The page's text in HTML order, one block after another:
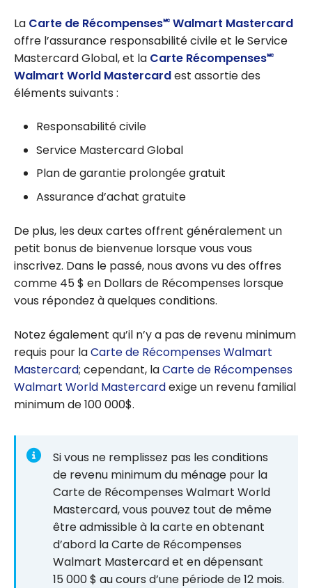
La Carte de Récompenses🅪 Walmart Mastercard
offre l’assurance responsabilité civile et le Service
Mastercard Global, et la Carte Récompenses🅪
Walmart World Mastercardest assortie des
éléments suivants :
Responsabilité civile
Service Mastercard Global
Plan de garantie prolongée gratuit
Assurance d’achat gratuite
De plus, les deux cartes offrent généralement un
petit bonus de bienvenue lorsque vous vous
inscrivez. Dans le passé, nous avons vu des offres
comme 45 $ en Dollars de Récompenses lorsque
vous répondez à quelques conditions.
Notez également qu’il n’y a pas de revenu minimum
requis pour laCarte de Récompenses Walmart
Mastercard; cependant, laCarte de Récompenses
Walmart World Mastercardexige un revenu familial
minimum de 100 000$.
Si vous ne remplissez pas les conditions
de revenu minimum du ménage pour la
Carte de Récompenses Walmart World
Mastercard, vous pouvez tout de même
être admissible à la carte en obtenant
d’abord la Carte de Récompenses
Walmart Mastercard et en dépensant
15 000 $ au cours d’une période de 12 mois.